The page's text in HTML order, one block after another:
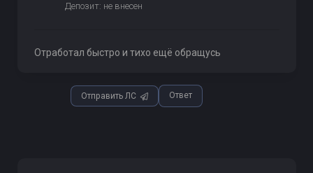
Депозит: не внесен
Отработал быстро и тихо ещё обращусь
Отправить ЛС Ответ